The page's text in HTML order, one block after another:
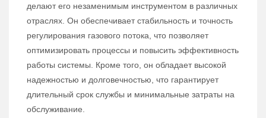
делают его незаменимым инструментом в различных
отраслях. Он обеспечивает стабильность и точность
регулирования газового потока, что позволяет
оптимизировать процессы и повысить эффективность
работы системы. Кроме того, он обладает высокой
надежностью и долговечностью, что гарантирует
длительный срок службы и минимальные затраты на
обслуживание.